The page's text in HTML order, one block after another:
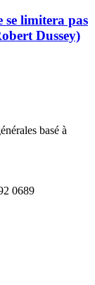
limitera pas
Dussey)
basé à
0689